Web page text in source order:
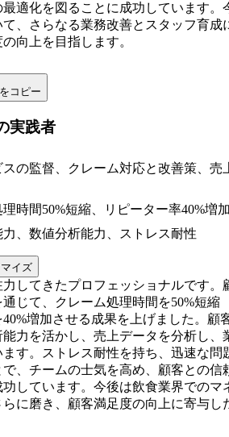
適化を図ることに成功しています。
、さらなる業務改善とスタッフ育成
向上を目指します。
コピー
実践者
スの監督、クレーム対応と改善策、売
時間50%短縮、リピーター率40%増
力、数値分析能力、ストレス耐性
イズ
してきたプロフェッショナルです。
じて、クレーム処理時間を50%短縮
増加させる成果を上げました。顧
力を活かし、売上データを分析し、
す。ストレス耐性を持ち、迅速な問
、チームの士気を高め、顧客との信
しています。今後は飲食業界でのマ
に磨き、顧客満足度の向上に寄与し